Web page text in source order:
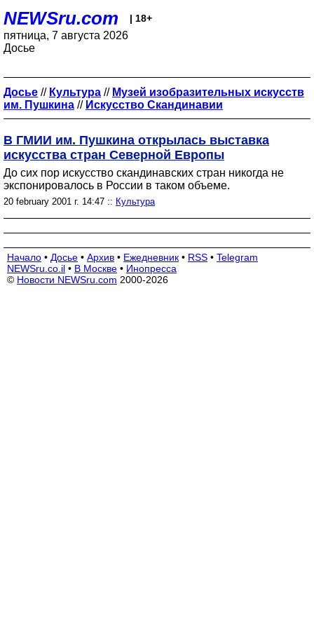
NEWSru.com | 18+
пятница, 7 августа 2026
Досье
Досье // Культура // Музей изобразительных искусств
им. Пушкина // Искусство Скандинавии
В ГМИИ им. Пушкина открылась выставка
искусства стран Северной Европы
До сих пор искусство скандинавских стран никогда не
экспонировалось в России в таком объеме.
20 february 2001 г. 14:47 :: Культура
Начало • Досье • Архив • Ежедневник • RSS • Telegram
NEWSru.co.il • В Москве • Инопресса
© Новости NEWSru.com 2000-2026